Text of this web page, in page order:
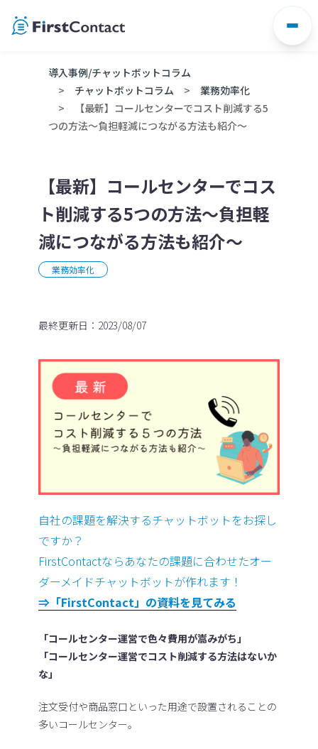
導入事例/チャットボットコラム
チャットボットコラム
業務効率化
【最新】コールセンターでコスト削減する5
つの方法～負担軽減につながる方法も紹介～
【最新】コールセンターでコス
ト削減する5つの方法～負担軽
減につながる方法も紹介～
業務効率化
最終更新日：2023/08/07
自社の課題を解決するチャットボットをお探し
ですか？
FirstContactならあなたの課題に合わせたオー
ダーメイドチャットボットが作れます！
⇒「FirstContact」の資料を見てみる
「コールセンター運営で色々費用が嵩みがち」
「コールセンター運営でコスト削減する方法はないか
な」
注文受付や商品窓口といった用途で設置されることの
多いコールセンター。